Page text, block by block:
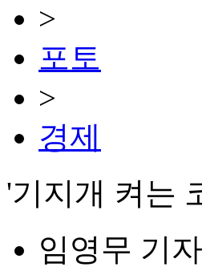
>
포토
>
경제
'기지개 켜는
임영무 기자